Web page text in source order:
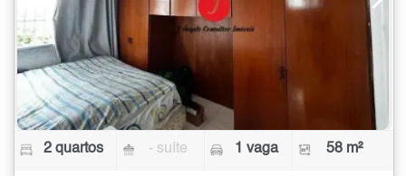
2 quartos - suíte 1 vaga 58 m²